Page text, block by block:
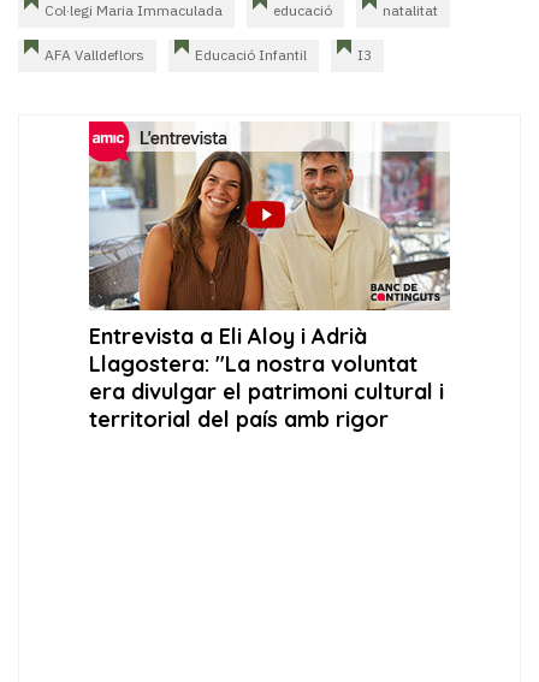
Col·legi Maria Immaculada educació natalitat
AFA Valldeflors Educació Infantil I3